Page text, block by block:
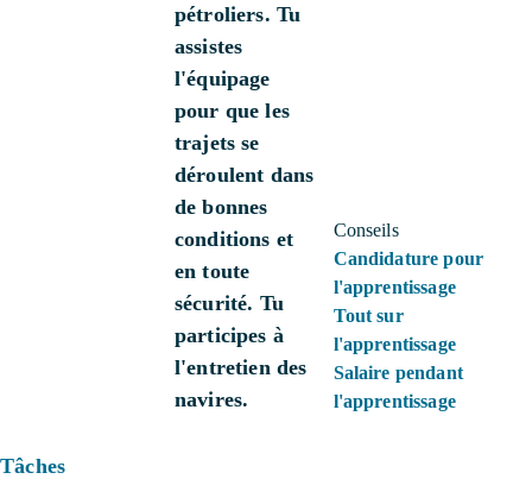
pétroliers. Tu
assistes
l'équipage
pour que les
trajets se
déroulent dans
de bonnes
conditions et
en toute
sécurité. Tu
participes à
l'entretien des
navires.
Conseils
Candidature pour
l'apprentissage
Tout sur
l'apprentissage
Salaire pendant
l'apprentissage
Tâches